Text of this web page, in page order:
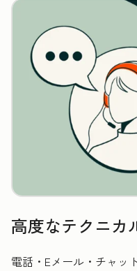
高度なテクニカ
電話・Eメール・チャッ